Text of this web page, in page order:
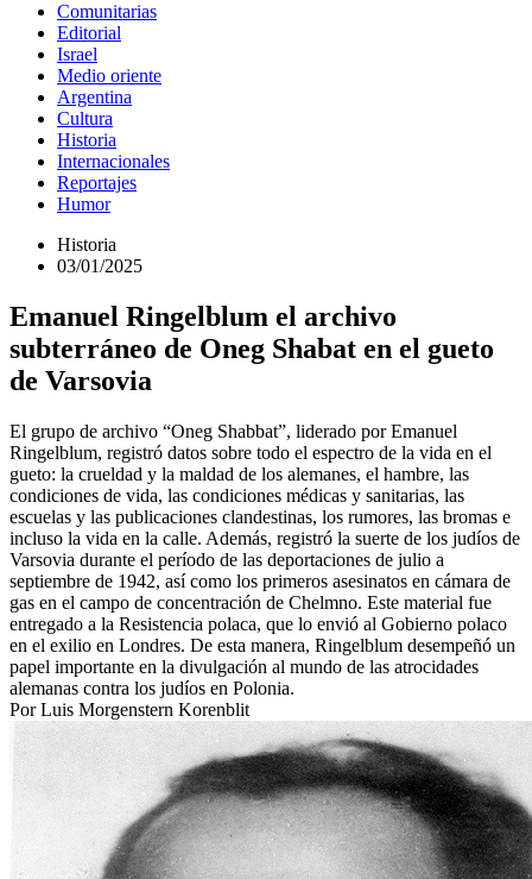
Comunitarias
Editorial
Israel
Medio oriente
Argentina
Cultura
Historia
Internacionales
Reportajes
Humor
Historia
03/01/2025
Emanuel Ringelblum el archivo
subterráneo de Oneg Shabat en el gueto
de Varsovia
El grupo de archivo “Oneg Shabbat”, liderado por Emanuel
Ringelblum, registró datos sobre todo el espectro de la vida en el
gueto: la crueldad y la maldad de los alemanes, el hambre, las
condiciones de vida, las condiciones médicas y sanitarias, las
escuelas y las publicaciones clandestinas, los rumores, las bromas e
incluso la vida en la calle. Además, registró la suerte de los judíos de
Varsovia durante el período de las deportaciones de julio a
septiembre de 1942, así como los primeros asesinatos en cámara de
gas en el campo de concentración de Chelmno. Este material fue
entregado a la Resistencia polaca, que lo envió al Gobierno polaco
en el exilio en Londres. De esta manera, Ringelblum desempeñó un
papel importante en la divulgación al mundo de las atrocidades
alemanas contra los judíos en Polonia.
Por Luis Morgenstern Korenblit